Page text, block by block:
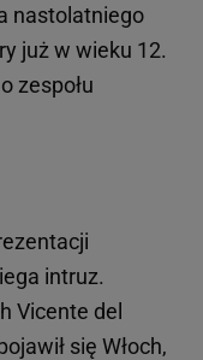
nastolatniego
już w wieku 12.
zespołu
intruz.
Vicente del
się Włoch,